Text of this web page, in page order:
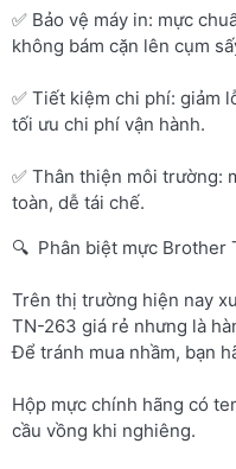
✅ Bảo vệ máy in: mực
không bám cặn lên cụm
✅ Tiết kiệm chi phí: giảm
tối ưu chi phí vận hành.
✅ Thân thiện môi trường:
toàn, dễ tái chế.
🔍 Phân biệt mực Brother
Trên thị trường hiện nay
TN-263 giá rẻ nhưng là
Để tránh mua nhầm, bạn
Hộp mực chính hãng có
cầu vồng khi nghiêng.